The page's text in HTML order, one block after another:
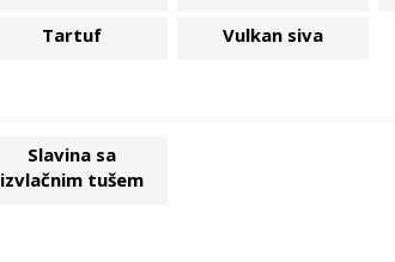
Tartuf Vulkan siva
Slavina sa
izvlačnim tušem